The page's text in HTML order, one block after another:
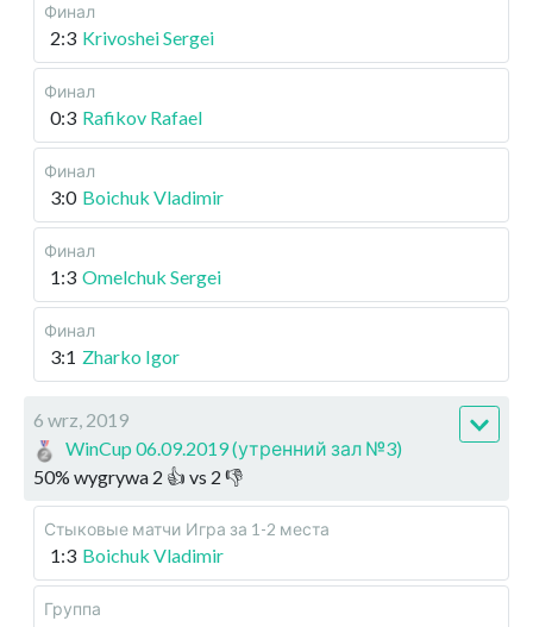
Финал
2:3 Krivoshei Sergei
Финал
0:3 Rafikov Rafael
Финал
3:0 Boichuk Vladimir
Финал
1:3 Omelchuk Sergei
Финал
3:1 Zharko Igor
6 wrz, 2019
WinCup 06.09.2019 (утренний зал №3)
50% wygrywa 2 👍 vs 2 👎
Стыковые матчи Игра за 1-2 места
1:3 Boichuk Vladimir
Группа